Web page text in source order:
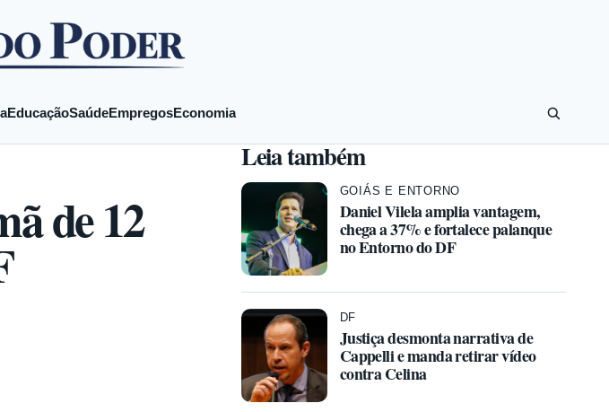
EducaçãoSaúdeEmpregosEconomia
de 12
Leia também
GOIÁS E ENTORNO
Daniel Vilela amplia vantagem,
chega a 37% e fortalece palanque
no Entorno do DF
DF
Justiça desmonta narrativa de
Cappelli e manda retirar vídeo
contra Celina